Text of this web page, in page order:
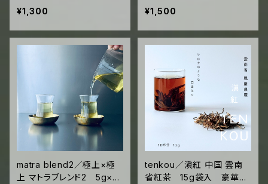
入 ("glass tea"10回分)
¥1,300
ン 7.5g袋入 (teapot 5
回分)
¥1,500
matra blend2／極上×極
上 マトラブレンド2 5g×3
tenkou／滇紅 中国 雲南
省紅茶 15g袋入 豪華な